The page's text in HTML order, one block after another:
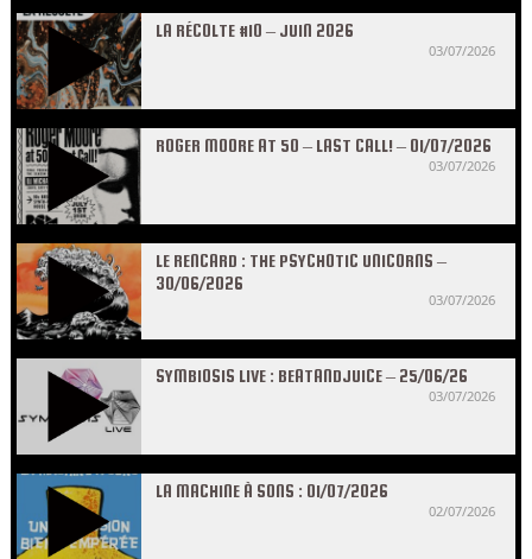
LA RÉCOLTE #10 – JUIN 2026
03/07/2026
ROGER MOORE AT 50 – LAST CALL! – 01/07/2026
03/07/2026
LE RENCARD : THE PSYCHOTIC UNICORNS –
30/06/2026
03/07/2026
SYMBIOSIS LIVE : BEATANDJUICE – 25/06/26
03/07/2026
LA MACHINE À SONS : 01/07/2026
02/07/2026